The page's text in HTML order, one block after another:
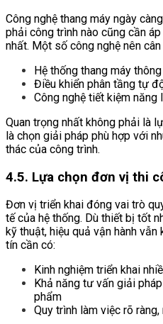
Công nghệ thang máy ngày
phải công trình nào cũng cần
nhất. Một số công nghệ nên cân
Hệ thống thang máy
Điều khiển phân tầng tự
Công nghệ tiết kiệm năng
Quan trọng nhất không phải là
là chọn giải pháp phù hợp với
thác của công trình.
4.5. Lựa chọn đơn vị thi
Đơn vị triển khai đóng vai trò
tế của hệ thống. Dù thiết bị tốt
kỹ thuật, hiệu quả vận hành
tín cần có:
Kinh nghiệm triển khai
Khả năng tư vấn giải
phẩm
Quy trình làm việc rõ